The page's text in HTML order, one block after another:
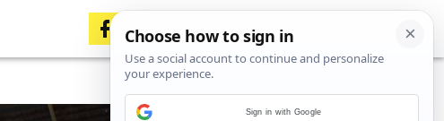
Sign in with Google